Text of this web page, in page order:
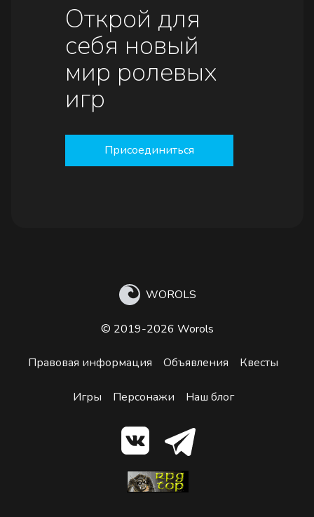
Открой для
себя новый
мир ролевых
игр
Присоединиться
WOROLS
© 2019-2026 Worols
Правовая информация Объявления Квесты
Игры Персонажи Наш блог